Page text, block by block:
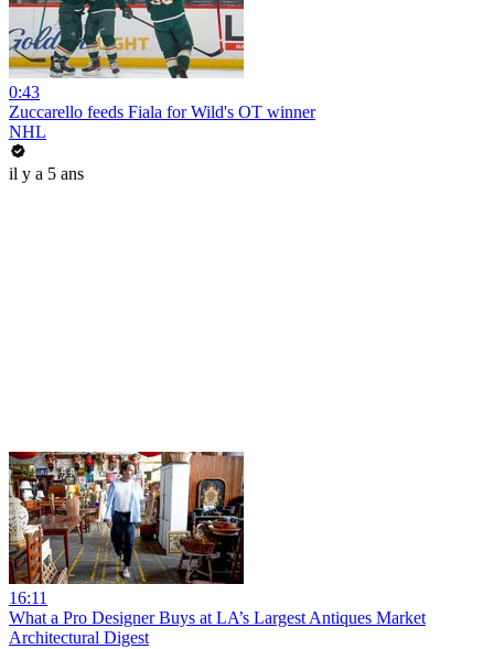
0:43
Zuccarello feeds Fiala for Wild's OT winner
NHL
il y a 5 ans
16:11
What a Pro Designer Buys at LA’s Largest Antiques Market
Architectural Digest